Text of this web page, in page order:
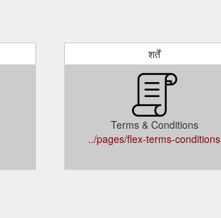
शर्तें
Terms & Conditions
../pages/flex-terms-conditions